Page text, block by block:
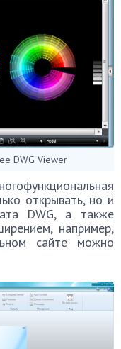
DWG Viewer
открывать, но и
DWG, а также
например,
сайте можно